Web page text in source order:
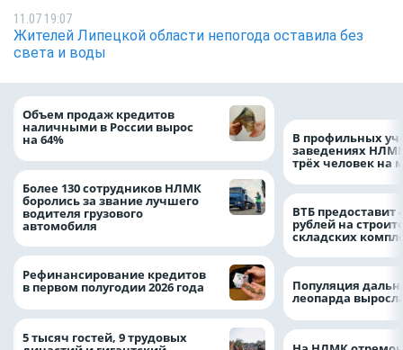
11.07 19:07
Жителей Липецкой области непогода оставила без
света и воды
Объем продаж кредитов
наличными в России вырос
на 64%
Более 130 сотрудников НЛМК
боролись за звание лучшего
водителя грузового
автомобиля
Рефинансирование кредитов
в первом полугодии 2026 года
5 тысяч гостей, 9 трудовых
В профильных
заведениях
трёх человек на
ВТБ предоставит
рублей на
складских
Популяция
леопарда